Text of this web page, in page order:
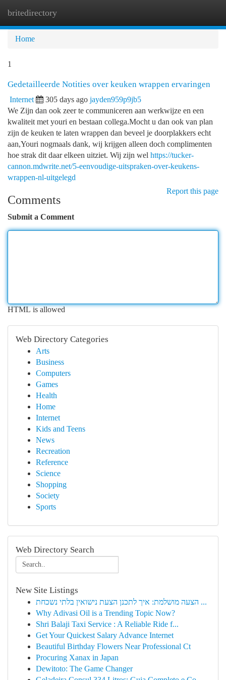
britedirectory
Home
1
Gedetailleerde Notities over keuken wrappen ervaringen
Internet 305 days ago jayden959p9jb5
We Zijn dan ook zeer te communiceren aan werkwijze en een
kwaliteit met youri en bestaan collega.Mocht u dan ook van plan
zijn de keuken te laten wrappen dan beveel je doorplakkers echt
aan,Youri nogmaals dank, wij krijgen alleen doch complimenten
hoe strak dit daar elkeen uitziet. Wij zijn wel https://tucker-
cannon.mdwrite.net/5-eenvoudige-uitspraken-over-keukens-
wrappen-nl-uitgelegd
Report this page
Comments
Submit a Comment
HTML is allowed
Web Directory Categories
Arts
Business
Computers
Games
Health
Home
Internet
Kids and Teens
News
Recreation
Reference
Science
Shopping
Society
Sports
Web Directory Search
New Site Listings
הצעה מושלמת: איך לתכנן הצעת נישואין בלתי נשכחת ...
Why Adivasi Oil is a Trending Topic Now?
Shri Balaji Taxi Service : A Reliable Ride f...
Get Your Quickest Salary Advance Internet
Beautiful Birthday Flowers Near Professional Ct
Procuring Xanax in Japan
Dewitoto: The Game Changer